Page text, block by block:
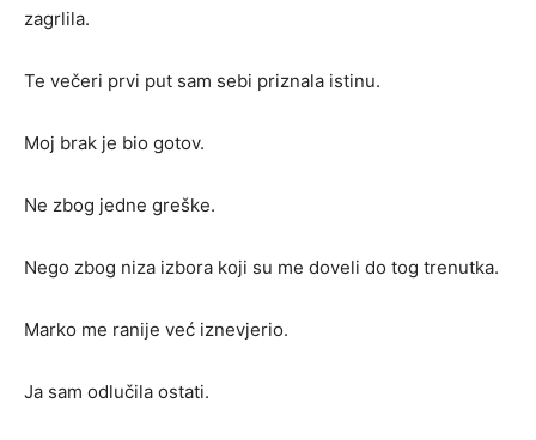
zagrlila.
Te večeri prvi put sam sebi priznala istinu.
Moj brak je bio gotov.
Ne zbog jedne greške.
Nego zbog niza izbora koji su me doveli do tog trenutka.
Marko me ranije već iznevjerio.
Ja sam odlučila ostati.